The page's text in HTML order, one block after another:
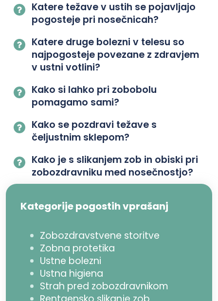
Katere težave v ustih se pojavljajo
pogosteje pri nosečnicah?
Katere druge bolezni v telesu so
najpogosteje povezane z zdravjem
v ustni votlini?
Kako si lahko pri zobobolu
pomagamo sami?
Kako se pozdravi težave s
čeljustnim sklepom?
Kako je s slikanjem zob in obiski pri
zobozdravniku med nosečnostjo?
Kategorije pogostih vprašanj
Zobozdravstvene storitve
Zobna protetika
Ustne bolezni
Ustna higiena
Strah pred zobozdravnikom